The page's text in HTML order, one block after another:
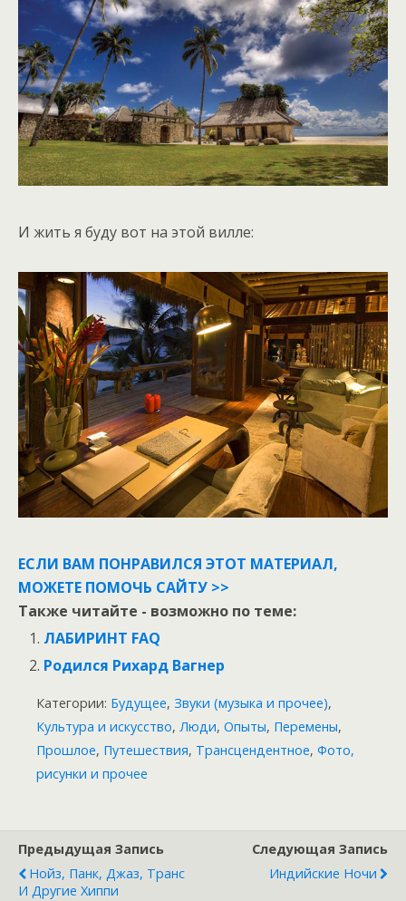
И жить я буду вот на этой вилле:
ЕСЛИ ВАМ ПОНРАВИЛСЯ ЭТОТ МАТЕРИАЛ,
МОЖЕТЕ ПОМОЧЬ САЙТУ >>
Также читайте - возможно по теме:
ЛАБИРИНТ FAQ
Родился Рихард Вагнер
Категории: Будущее, Звуки (музыка и прочее),
Культура и искусство, Люди, Опыты, Перемены,
Прошлое, Путешествия, Трансцендентное, Фото,
рисунки и прочее
Предыдущая Запись
Нойз, Панк, Джаз, Транс
И Другие Хиппи
Следующая Запись
Индийские Ночи